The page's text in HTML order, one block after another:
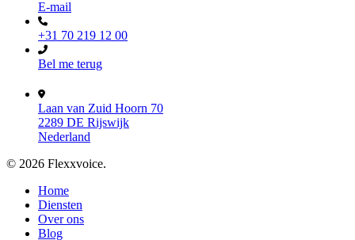
E-mail
+31 70 219 12 00
Bel me terug
Laan van Zuid Hoorn 70
2289 DE Rijswijk
Nederland
© 2026 Flexxvoice.
Close
Menu
Home
Diensten
Over ons
Blog